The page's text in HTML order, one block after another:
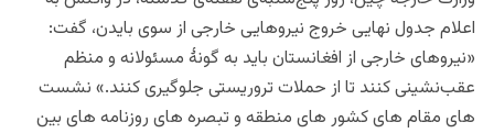
اعلام جدول نهایی خروج نیروهایی خارجی از سوی بایدن، گفت:
«نیروهای خارجی از افغانستان باید به گونۀ مسئولانه و منظم
عقب‌نشینی کنند تا از حملات تروریستی جلوگیریکنند.» نشست
های مقام های کشور های منطقه و تبصره های روزنامه های بین